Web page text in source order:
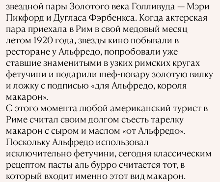
звездной пары Золотого века Голливуда — Мэри
Пикфорд и Дугласа Фэрбенкса. Когда актерская
пара приехала в Рим в свой медовый месяц
летом 1920 года, звезды кино побывали в
ресторане у Альфредо, попробовали уже
ставшие знаменитыми в узких римских кругах
фетучини и подарили шеф-повару золотую вилку
и ложку с подписью «для Альфредо, короля
макарон».
С этого момента любой американский турист в
Риме считал своим долгом съесть тарелку
макарон с сыром и маслом «от Альфредо».
Поскольку Альфредо использовал
исключительно фетучини, сегодня классическим
рецептом пасты аль бурро считается тот, в
который входит именно этот вид макарон.